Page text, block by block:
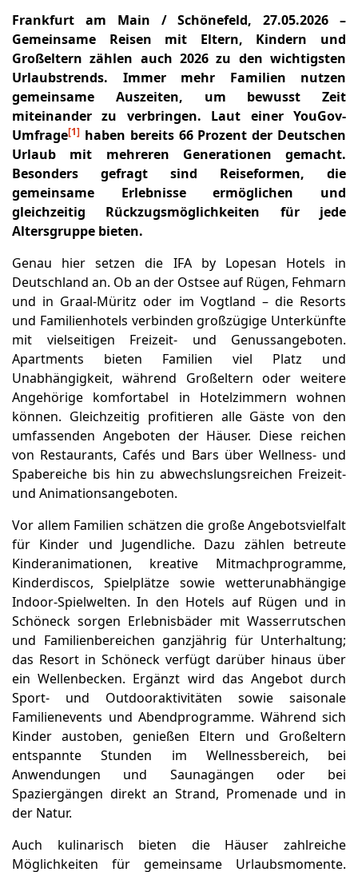
Frankfurt am Main / Schönefeld, 27.05.2026 –
Gemeinsame Reisen mit Eltern, Kindern und
Großeltern zählen auch 2026 zu den wichtigsten
Urlaubstrends. Immer mehr Familien nutzen
gemeinsame Auszeiten, um bewusst Zeit
miteinander zu verbringen. Laut einer YouGov-
Umfrage[1] haben bereits 66 Prozent der Deutschen
Urlaub mit mehreren Generationen gemacht.
Besonders gefragt sind Reiseformen, die
gemeinsame Erlebnisse ermöglichen und
gleichzeitig Rückzugsmöglichkeiten für jede
Altersgruppe bieten.
Genau hier setzen die IFA by Lopesan Hotels in
Deutschland an. Ob an der Ostsee auf Rügen, Fehmarn
und in Graal-Müritz oder im Vogtland – die Resorts
und Familienhotels verbinden großzügige Unterkünfte
mit vielseitigen Freizeit- und Genussangeboten.
Apartments bieten Familien viel Platz und
Unabhängigkeit, während Großeltern oder weitere
Angehörige komfortabel in Hotelzimmern wohnen
können. Gleichzeitig profitieren alle Gäste von den
umfassenden Angeboten der Häuser. Diese reichen
von Restaurants, Cafés und Bars über Wellness- und
Spabereiche bis hin zu abwechslungsreichen Freizeit-
und Animationsangeboten.
Vor allem Familien schätzen die große Angebotsvielfalt
für Kinder und Jugendliche. Dazu zählen betreute
Kinderanimationen, kreative Mitmachprogramme,
Kinderdiscos, Spielplätze sowie wetterunabhängige
Indoor-Spielwelten. In den Hotels auf Rügen und in
Schöneck sorgen Erlebnisbäder mit Wasserrutschen
und Familienbereichen ganzjährig für Unterhaltung;
das Resort in Schöneck verfügt darüber hinaus über
ein Wellenbecken. Ergänzt wird das Angebot durch
Sport- und Outdooraktivitäten sowie saisonale
Familienevents und Abendprogramme. Während sich
Kinder austoben, genießen Eltern und Großeltern
entspannte Stunden im Wellnessbereich, bei
Anwendungen und Saunagängen oder bei
Spaziergängen direkt an Strand, Promenade und in
der Natur.
Auch kulinarisch bieten die Häuser zahlreiche
Möglichkeiten für gemeinsame Urlaubsmomente.